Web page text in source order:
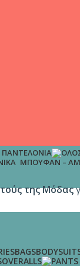
ΠΑΝΤΕΛΌΝΙΑ
ΜΠΟΥΦΆΝ –
της Μόδας
BAGS
OVERALLS